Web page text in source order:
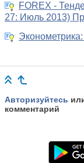
FOREX -
27: Июль 2013)
Авторизуйтесь
комментарий